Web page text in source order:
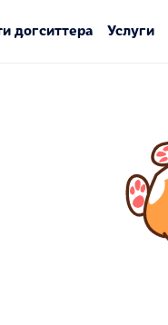
догситтера Услуги